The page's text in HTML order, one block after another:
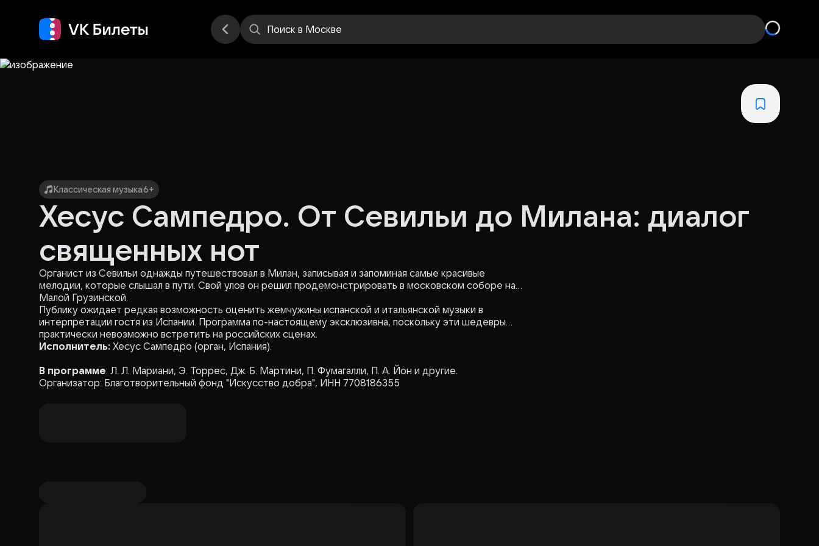
Поиск в Москве
Классическая музыка6+
Хесус Сампедро. От Севильи до Милана: диалог
священных нот
Органист из Севильи однажды путешествовал в Милан, записывая и запоминая самые красивые
мелодии, которые слышал в пути. Свой улов он решил продемонстрировать в московском соборе на
Малой Грузинской.
Публику ожидает редкая возможность оценить жемчужины испанской и итальянской музыки в
интерпретации гостя из Испании. Программа по-настоящему эксклюзивна, поскольку эти шедевры
практически невозможно встретить на российских сценах.
Исполнитель: Хесус Сампедро (орган, Испания).
В программе: Л. Л. Мариани, Э. Торрес, Дж. Б. Мартини, П. Фумагалли, П. А. Йон и другие.
Организатор: Благотворительный фонд "Искусство добра", ИНН 7708186355